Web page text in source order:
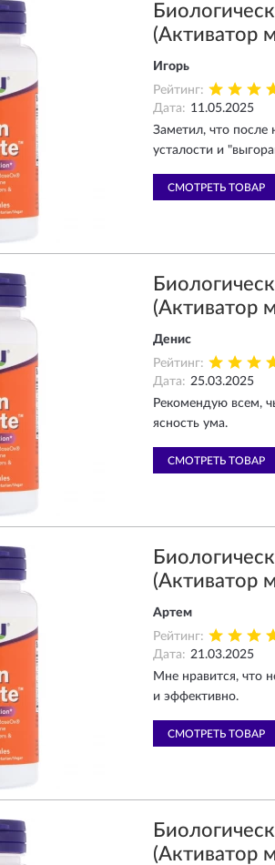
(Активатор
Игорь
Рейтинг:
Дата: 11.05.2025
Заметил, что после
усталости и
СМОТРЕТЬ ТОВАР
(Активатор
Денис
Рейтинг:
Дата: 25.03.2025
Рекомендую всем,
ясность ума.
СМОТРЕТЬ ТОВАР
(Активатор
Артем
Рейтинг:
Дата: 21.03.2025
Мне нравится, что
и эффективно.
СМОТРЕТЬ ТОВАР
(Активатор